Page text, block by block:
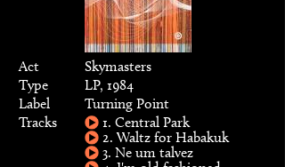
Act
Skymasters
Type
LP, 1984
Label
Turning Point
Tracks
1. Central Park
2. Waltz for Habakuk
3. Ne um talvez